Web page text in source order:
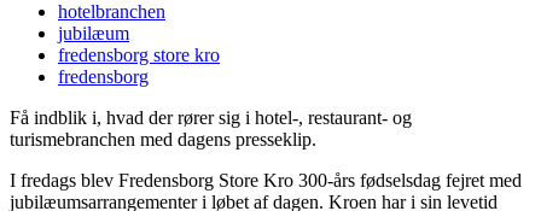
hotelbranchen
jubilæum
fredensborg store kro
fredensborg
Få indblik i, hvad der rører sig i hotel-, restaurant- og
turismebranchen med dagens presseklip.
I fredags blev Fredensborg Store Kro 300-års fødselsdag fejret med
jubilæumsarrangementer i løbet af dagen. Kroen har i sin levetid